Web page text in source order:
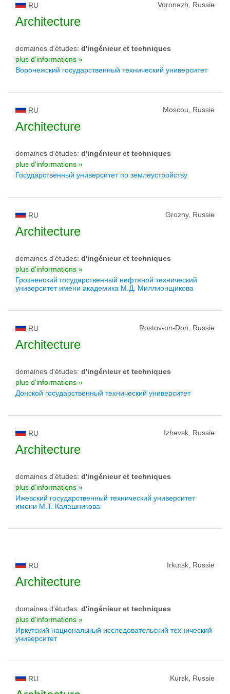
RU Voronezh, Russie
Architecture
domaines d'études: d'ingénieur et techniques
plus d'informations »
Воронежский государственный технический университет
RU Moscou, Russie
Architecture
domaines d'études: d'ingénieur et techniques
plus d'informations »
Государственный университет по землеустройству
RU Grozny, Russie
Architecture
domaines d'études: d'ingénieur et techniques
plus d'informations »
Грозненский государственный нефтяной технический
университет имени академика М.Д. Миллионщикова
RU Rostov-on-Don, Russie
Architecture
domaines d'études: d'ingénieur et techniques
plus d'informations »
Донской государственный технический университет
RU Izhevsk, Russie
Architecture
domaines d'études: d'ingénieur et techniques
plus d'informations »
Ижевский государственный технический университет
имени М.Т. Калашникова
RU Irkutsk, Russie
Architecture
domaines d'études: d'ingénieur et techniques
plus d'informations »
Иркутский национальный исследовательский технический
университет
RU Kursk, Russie